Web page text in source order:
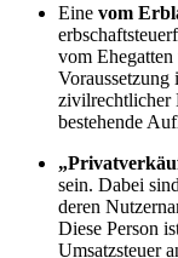
Eine vom
vom
Voraussetzung
zivilrechtlicher
bestehende
sein. Dabei
deren
Diese Person
Umsatzsteuer